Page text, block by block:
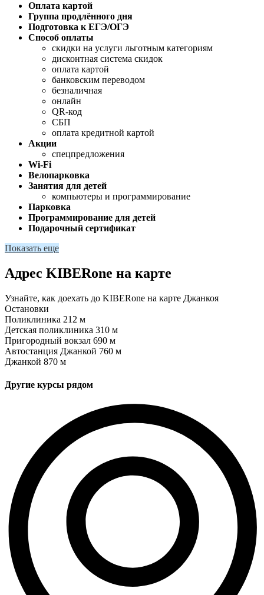
Оплата картой
Группа продлённого дня
Подготовка к ЕГЭ/ОГЭ
Способ оплаты
скидки на услуги льготным категориям
дисконтная система скидок
оплата картой
банковским переводом
безналичная
онлайн
QR-код
СБП
оплата кредитной картой
Акции
спецпредложения
Wi-Fi
Велопарковка
Занятия для детей
компьютеры и программирование
Парковка
Программирование для детей
Подарочный сертификат
Показать еще
Адрес KIBERone на карте
Узнайте, как доехать до KIBERone на карте Джанкоя
Остановки
Поликлиника 212 м
Детская поликлиника 310 м
Пригородный вокзал 690 м
Автостанция Джанкой 760 м
Джанкой 870 м
Другие курсы рядом